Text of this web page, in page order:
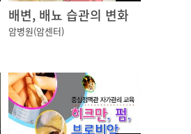
배변, 배뇨 습관의 변화
암병원(암센터)